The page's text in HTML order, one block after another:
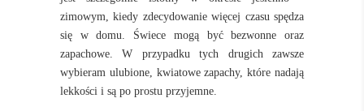
zimowym, kiedy zdecydowanie więcej czasu spędza
się w domu. Świece mogą być bezwonne oraz
zapachowe. W przypadku tych drugich zawsze
wybieram ulubione, kwiatowe zapachy, które nadają
lekkości i są po prostu przyjemne.